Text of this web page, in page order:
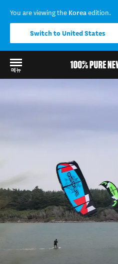
You are viewing the Koreaedition.
Switch to United States
메뉴